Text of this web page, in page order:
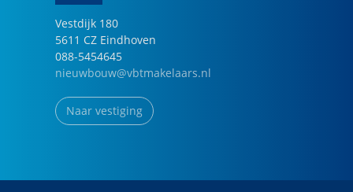
Vestdijk 180
5611 CZ Eindhoven
088-5454645
nieuwbouw@vbtmakelaars.nl
Naar vestiging